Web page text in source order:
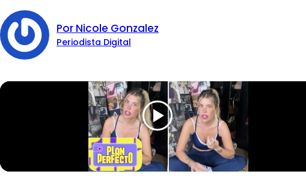
Por Nicole Gonzalez
Periodista Digital